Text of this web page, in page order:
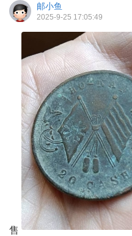
邮小鱼
2025-9-25 17:05:49
售